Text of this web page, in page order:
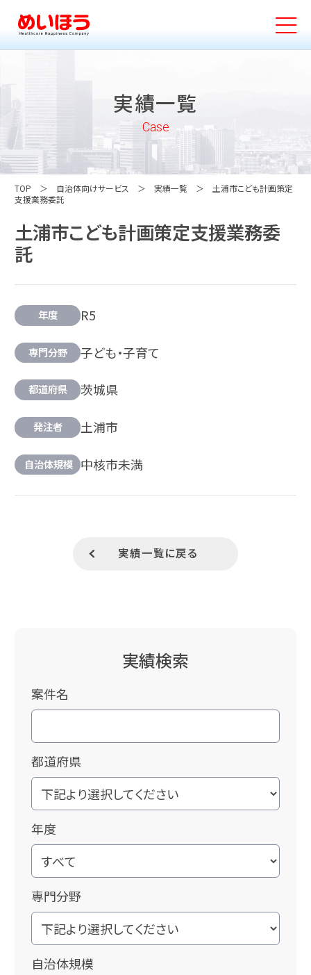
実績一覧
Case
TOP 自治体向けサービス 実績一覧
土浦市こども計画策定
支援業務委託
土浦市こども計画策定支援業務委
託
年度 R5
専門分野 子ども・子育て
都道府県 茨城県
発注者 土浦市
自治体規模 中核市未満
実績一覧に戻る
実績検索
案件名
都道府県
年度
専門分野
自治体規模